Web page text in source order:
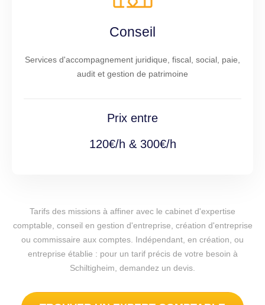
Conseil
Services d'accompagnement juridique, fiscal, social, paie,
audit et gestion de patrimoine
Prix entre
120€/h & 300€/h
Tarifs des missions à affiner avec le cabinet d'expertise
comptable, conseil en gestion d'entreprise, création d'entreprise
ou commissaire aux comptes. Indépendant, en création, ou
entreprise établie : pour un tarif précis de votre besoin à
Schiltigheim, demandez un devis.